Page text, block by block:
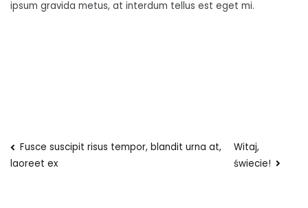
ipsum gravida metus, at interdum tellus est eget mi.
Nawigacja
Fusce suscipit risus tempor, blandit urna at,
laoreet ex
Witaj,
świecie!